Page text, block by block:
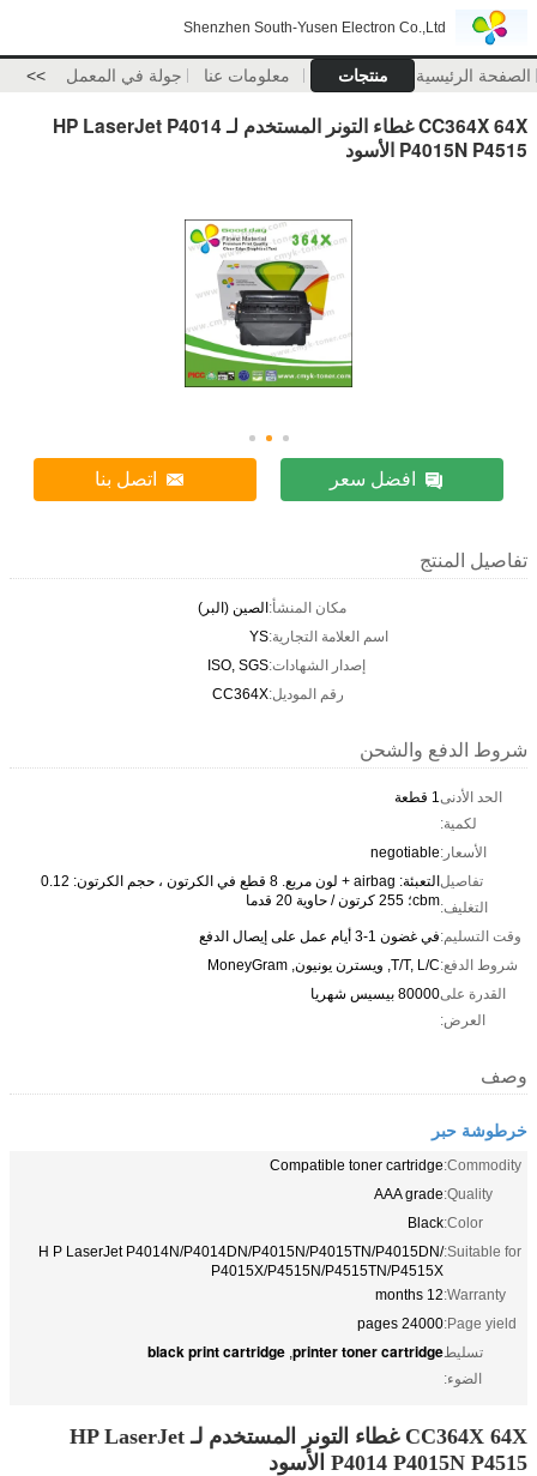
Shenzhen South-Yusen Electron Co.,Ltd
الصفحة الرئيسية منتجات معلومات عنا جولة في المعمل >>
CC364X 64X غطاء التونر المستخدم لـ HP LaserJet P4014
P4015N P4515 الأسود
افضل سعر اتصل بنا
تفاصيل المنتج
مكان المنشأ:الصين (البر)
اسم العلامة التجارية:YS
إصدار الشهادات:ISO, SGS
رقم الموديل:CC364X
شروط الدفع والشحن
الحد الأدنى
لكمية:
1 قطعة
الأسعار:negotiable
تفاصيل
التغليف:
التعبئة: airbag + لون مربع. 8 قطع في الكرتون ، حجم الكرتون: 0.12
cbm؛ 255 كرتون / حاوية 20 قدما
وقت التسليم:في غضون 1-3 أيام عمل على إيصال الدفع
شروط الدفع:T/T, L/C, ويسترن يونيون, MoneyGram
القدرة على
العرض:
80000 بيسيس شهريا
وصف
خرطوشة حبر
Commodity:
Compatible toner cartridge
Quality:
AAA grade
Color:
Black
Suitable for:
H P LaserJet P4014N/P4014DN/P4015N/P4015TN/P4015DN/
P4015X/P4515N/P4515TN/P4515X
Warranty:
12 months
Page yield:
24000 pages
تسليط
الضوء:
printer toner cartridge
,
black print cartridge
CC364X 64X غطاء التونر المستخدم لـ HP LaserJet
P4014 P4015N P4515 الأسود